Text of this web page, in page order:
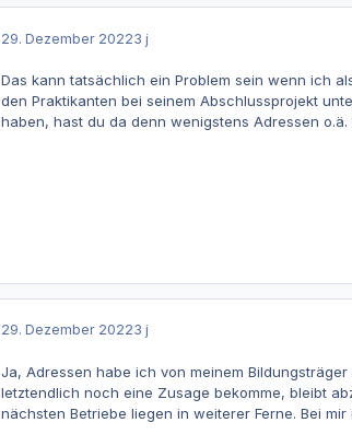
29. Dezember 20223 j
Das kann tatsächlich ein Problem sein wenn ich
den Praktikanten bei seinem Abschlussprojekt
haben, hast du da denn wenigstens Adressen o.ä.
29. Dezember 20223 j
Ja, Adressen habe ich von meinem
letztendlich noch eine Zusage bekomme, bleibt
nächsten Betriebe liegen in weiterer Ferne. Bei